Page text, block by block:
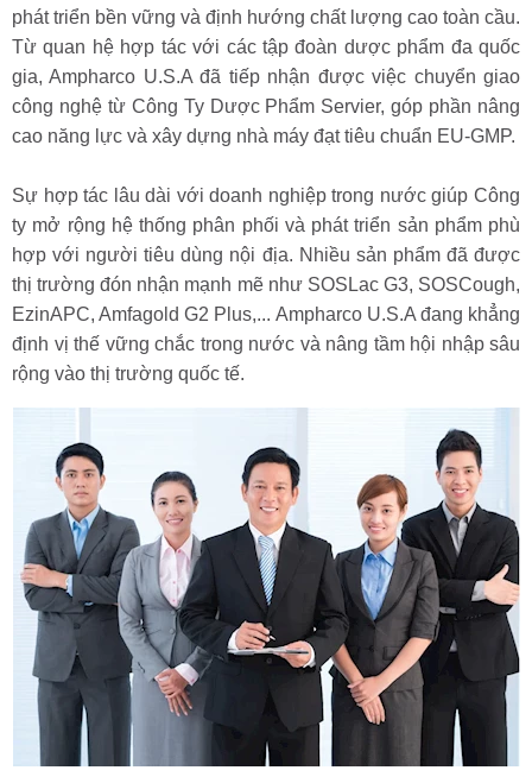
phát triển bền vững và định hướng chất lượng cao toàn cầu.
Từ quan hệ hợp tác với các tập đoàn dược phẩm đa quốc
gia, Ampharco U.S.A đã tiếp nhận được việc chuyển giao
công nghệ từ Công Ty Dược Phẩm Servier, góp phần nâng
cao năng lực và xây dựng nhà máy đạt tiêu chuẩn EU-GMP.
Sự hợp tác lâu dài với doanh nghiệp trong nước giúp Công
ty mở rộng hệ thống phân phối và phát triển sản phẩm phù
hợp với người tiêu dùng nội địa. Nhiều sản phẩm đã được
thị trường đón nhận mạnh mẽ như SOSLac G3, SOSCough,
EzinAPC, Amfagold G2 Plus,... Ampharco U.S.A đang khẳng
định vị thế vững chắc trong nước và nâng tầm hội nhập sâu
rộng vào thị trường quốc tế.